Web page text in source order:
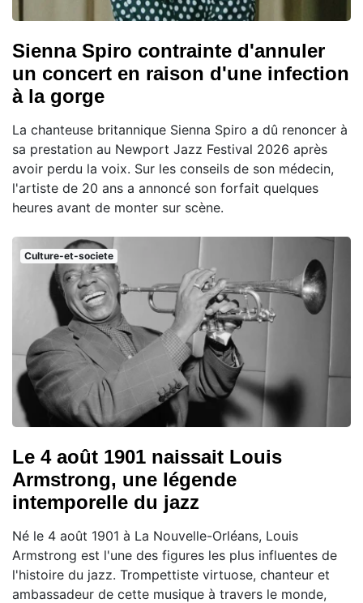
Sienna Spiro contrainte d'annuler
un concert en raison d'une infection
à la gorge
La chanteuse britannique Sienna Spiro a dû renoncer à
sa prestation au Newport Jazz Festival 2026 après
avoir perdu la voix. Sur les conseils de son médecin,
l'artiste de 20 ans a annoncé son forfait quelques
heures avant de monter sur scène.
Culture-et-societe
Le 4 août 1901 naissait Louis
Armstrong, une légende
intemporelle du jazz
Né le 4 août 1901 à La Nouvelle-Orléans, Louis
Armstrong est l'une des figures les plus influentes de
l'histoire du jazz. Trompettiste virtuose, chanteur et
ambassadeur de cette musique à travers le monde,